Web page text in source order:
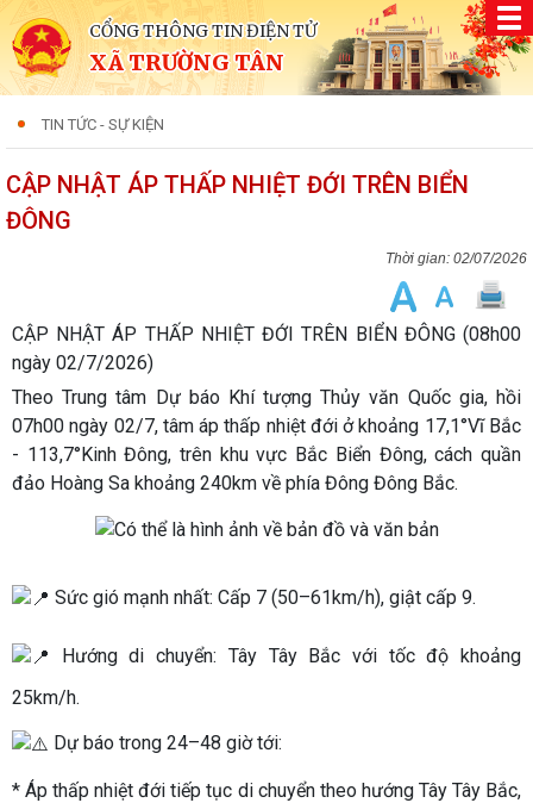
CỔNG THÔNG TIN ĐIỆN TỬ
XÃ TRƯỜNG TÂN
TIN TỨC - SỰ KIỆN
CẬP NHẬT ÁP THẤP NHIỆT ĐỚI TRÊN BIỂN
ĐÔNG
02/07/2026
CẬP NHẬT ÁP THẤP NHIỆT ĐỚI TRÊN BIỂN ĐÔNG (08h00
ngày 02/7/2026)
Theo Trung tâm Dự báo Khí tượng Thủy văn Quốc gia, hồi
07h00 ngày 02/7, tâm áp thấp nhiệt đới ở khoảng 17,1°Vĩ Bắc
- 113,7°Kinh Đông, trên khu vực Bắc Biển Đông, cách quần
đảo Hoàng Sa khoảng 240km về phía Đông Đông Bắc.
Sức gió mạnh nhất: Cấp 7 (50–61km/h), giật cấp 9.
Hướng di chuyển: Tây Tây Bắc với tốc độ khoảng
25km/h.
Dự báo trong 24–48 giờ tới:
* Áp thấp nhiệt đới tiếp tục di chuyển theo hướng Tây Tây Bắc,